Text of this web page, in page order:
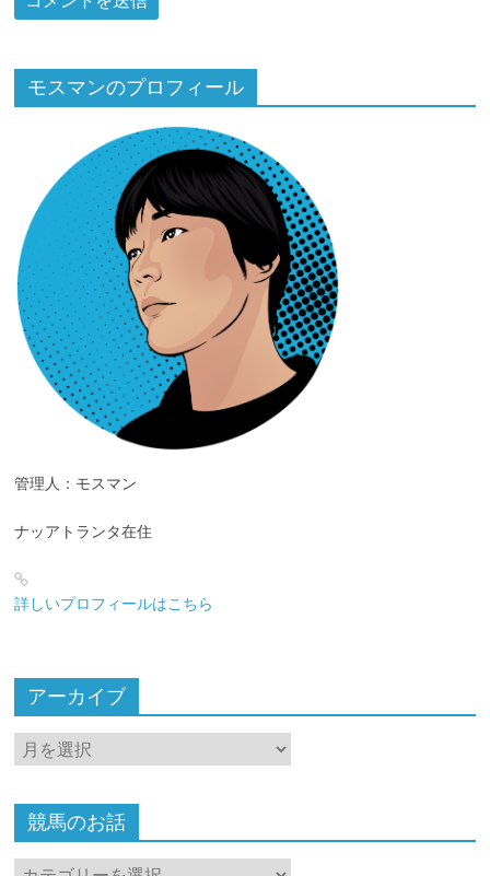
モスマンのプロフィール
管理人：モスマン
ナッアトランタ在住
詳しいプロフィールはこちら
アーカイブ
ア
ー
イ
ブ
競馬のお話
競